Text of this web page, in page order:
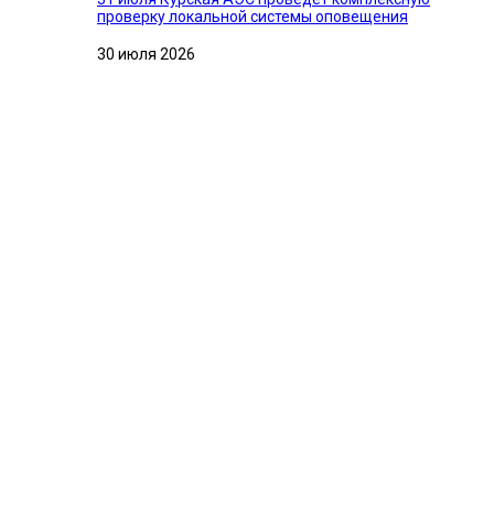
проверку локальной системы оповещения
30 июля 2026